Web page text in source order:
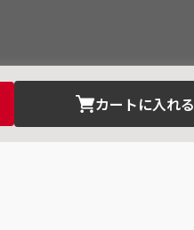
カートに入れる